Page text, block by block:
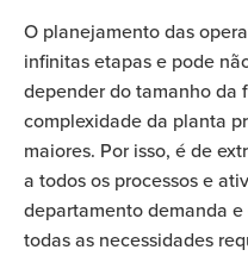
O planejamento das
infinitas etapas e pode
depender do tamanho da
complexidade da planta
maiores. Por isso, é de
a todos os processos e
departamento demanda
todas as necessidades